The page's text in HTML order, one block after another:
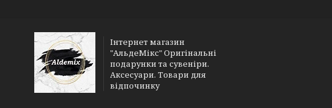
Інтернет магазин
"АльдеМікс" Оригінальні
подарунки та сувеніри.
Аксесуари. Товари для
відпочинку